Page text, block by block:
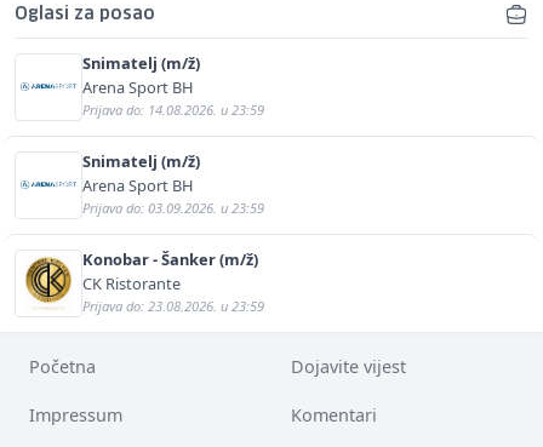
Oglasi za posao
Snimatelj (m/ž)
Arena Sport BH
Prijava do: 14.08.2026. u 23:59
Snimatelj (m/ž)
Arena Sport BH
Prijava do: 03.09.2026. u 23:59
Konobar - Šanker (m/ž)
CK Ristorante
Prijava do: 23.08.2026. u 23:59
Početna Dojavite vijest
Impressum Komentari